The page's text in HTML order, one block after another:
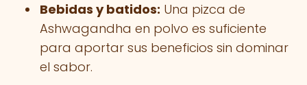
Bebidas y batidos: Una pizca de
Ashwagandha en polvo es suficiente
para aportar sus beneficios sin dominar
el sabor.